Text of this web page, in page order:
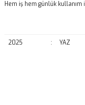
Hem iş hem günlük kullanım
2025 : YAZ